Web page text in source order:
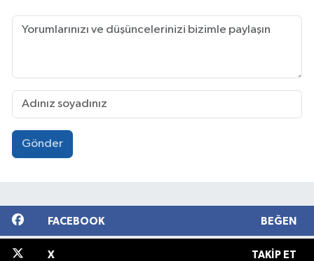
Gönder
FACEBOOK BEĞEN
X TAKIP ET